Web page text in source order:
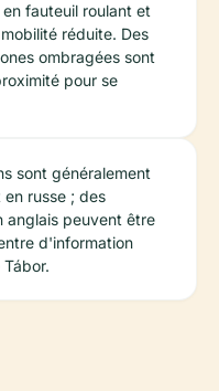
fauteuil roulant et
réduite. Des
ombragées sont
pour se
sont généralement
russe ; des
anglais peuvent être
d'information